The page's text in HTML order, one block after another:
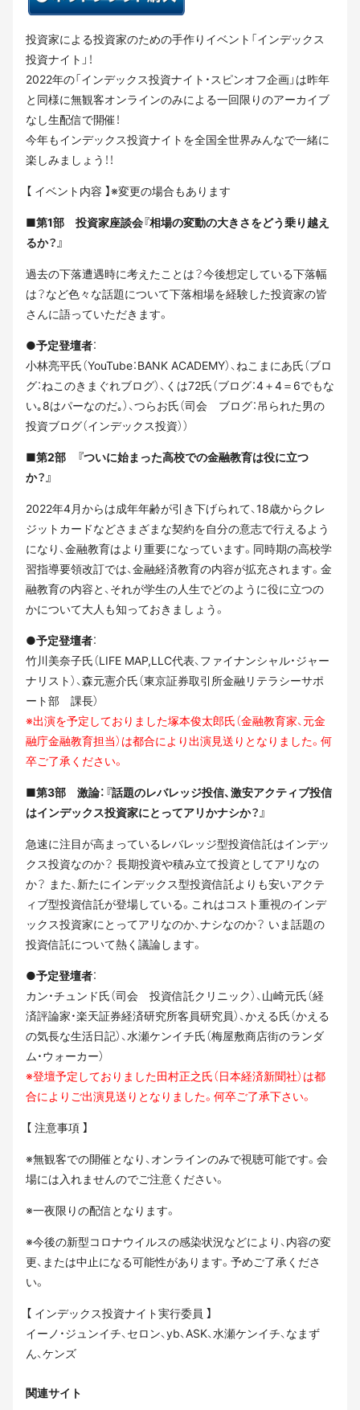
投資家による投資家のための手作りイベント「インデックス
投資ナイト」！
2022年の「インデックス投資ナイト・スピンオフ企画」は昨年
と同様に無観客オンラインのみによる一回限りのアーカイブ
なし生配信で開催！
今年もインデックス投資ナイトを全国全世界みんなで一緒に
楽しみましょう！！
【 イベント内容 】※変更の場合もあります
■第1部 投資家座談会『相場の変動の大きさをどう乗り越え
るか？』
過去の下落遭遇時に考えたことは？今後想定している下落幅
は？など色々な話題について下落相場を経験した投資家の皆
さんに語っていただきます。
●予定登壇者：
小林亮平氏（YouTube：BANK ACADEMY）、ねこまにあ氏（ブロ
グ：ねこのきまぐれブログ）、くは72氏（ブログ：4＋4＝6でもな
い｡8はパーなのだ｡）、つらお氏（司会 ブログ：吊られた男の
投資ブログ（インデックス投資））
■第2部 『ついに始まった高校での金融教育は役に立つ
か？』
2022年4月からは成年年齢が引き下げられて、18歳からクレ
ジットカードなどさまざまな契約を自分の意志で行えるよう
になり、金融教育はより重要になっています。同時期の高校学
習指導要領改訂では、金融経済教育の内容が拡充されます。金
融教育の内容と、それが学生の人生でどのように役に立つの
かについて大人も知っておきましょう。
●予定登壇者：
竹川美奈子氏（LIFE MAP,LLC代表、ファイナンシャル・ジャー
ナリスト）、森元憲介氏（東京証券取引所金融リテラシーサポ
ート部 課長）
※出演を予定しておりました塚本俊太郎氏（金融教育家、元金
融庁金融教育担当）は都合により出演見送りとなりました。何
卒ご了承ください。
■第3部 激論：『話題のレバレッジ投信、激安アクティブ投信
はインデックス投資家にとってアリかナシか？』
急速に注目が高まっているレバレッジ型投資信託はインデッ
クス投資なのか？ 長期投資や積み立て投資としてアリなの
か？ また、新たにインデックス型投資信託よりも安いアクテ
ィブ型投資信託が登場している。これはコスト重視のインデ
ックス投資家にとってアリなのか、ナシなのか？ いま話題の
投資信託について熱く議論します。
●予定登壇者：
カン・チュンド氏（司会 投資信託クリニック）、山崎元氏（経
済評論家・楽天証券経済研究所客員研究員）、かえる氏（かえる
の気長な生活日記）、水瀬ケンイチ氏（梅屋敷商店街のランダ
ム・ウォーカー）
※登壇予定しておりました田村正之氏（日本経済新聞社）は都
合によりご出演見送りとなりました。何卒ご了承下さい。
【 注意事項 】
※無観客での開催となり、オンラインのみで視聴可能です。会
場には入れませんのでご注意ください。
※一夜限りの配信となります。
※今後の新型コロナウイルスの感染状況などにより、内容の変
更、または中止になる可能性があります。予めご了承くださ
い。
【 インデックス投資ナイト実行委員 】
イーノ・ジュンイチ、セロン、yb、ASK、水瀬ケンイチ、なまず
ん、ケンズ
関連サイト